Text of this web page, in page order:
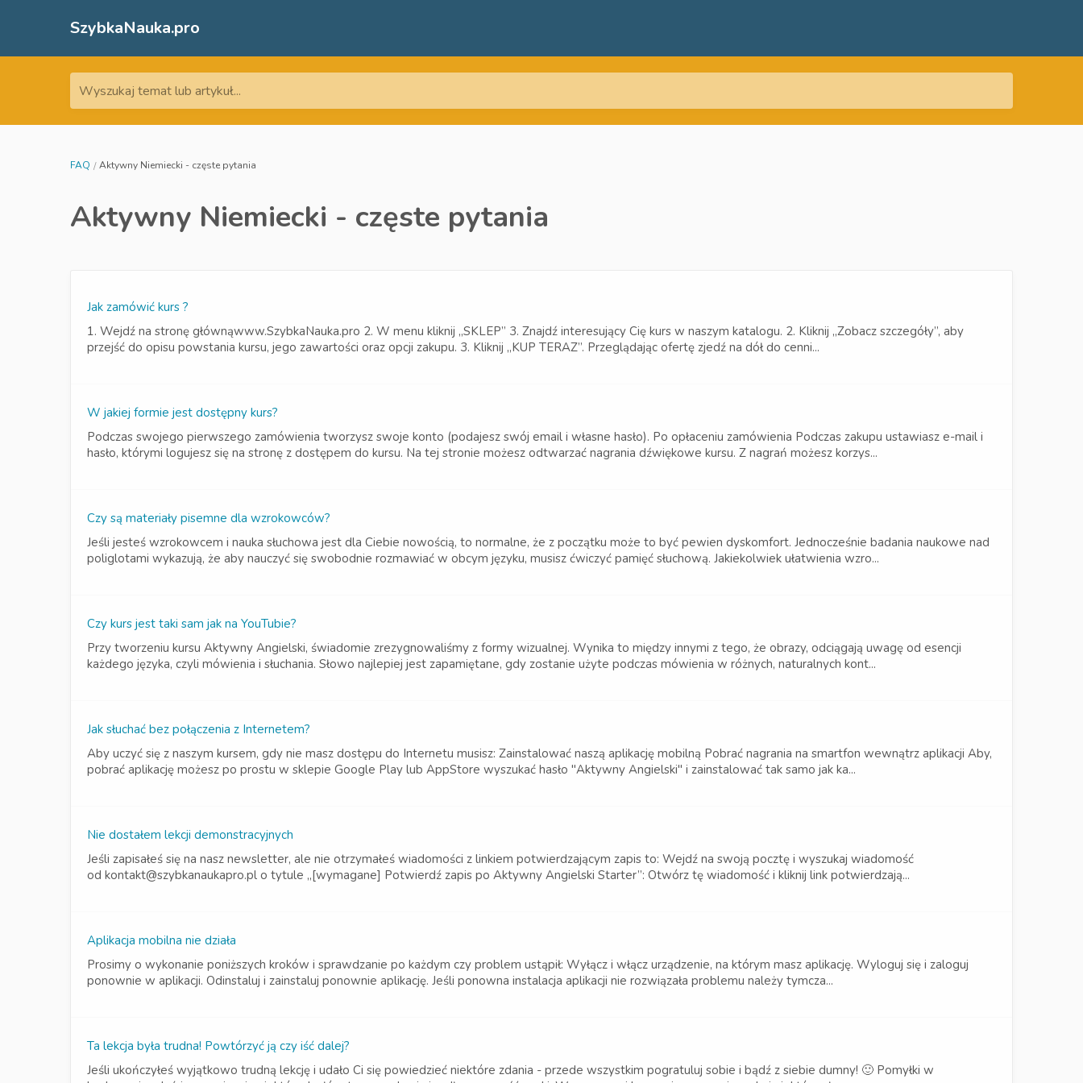
SzybkaNauka.pro
Wyszukaj temat lub artykuł...
FAQ Aktywny Niemiecki - częste pytania
Aktywny Niemiecki - częste pytania
Jak zamówić kurs ?
1. Wejdź na stronę głównąwww.SzybkaNauka.pro 2. W menu kliknij „SKLEP” 3. Znajdź interesujący Cię kurs w naszym katalogu. 2. Kliknij „Zobacz szczegóły”, aby
przejść do opisu powstania kursu, jego zawartości oraz opcji zakupu. 3. Kliknij „KUP TERAZ”. Przeglądając ofertę zjedź na dół do cenni...
W jakiej formie jest dostępny kurs?
Podczas swojego pierwszego zamówienia tworzysz swoje konto (podajesz swój email i własne hasło). Po opłaceniu zamówienia Podczas zakupu ustawiasz e-mail i
hasło, którymi logujesz się na stronę z dostępem do kursu. Na tej stronie możesz odtwarzać nagrania dźwiękowe kursu. Z nagrań możesz korzys...
Czy są materiały pisemne dla wzrokowców?
Jeśli jesteś wzrokowcem i nauka słuchowa jest dla Ciebie nowością, to normalne, że z początku może to być pewien dyskomfort. Jednocześnie badania naukowe nad
poliglotami wykazują, że aby nauczyć się swobodnie rozmawiać w obcym języku, musisz ćwiczyć pamięć słuchową. Jakiekolwiek ułatwienia wzro...
Czy kurs jest taki sam jak na YouTubie?
Przy tworzeniu kursu Aktywny Angielski, świadomie zrezygnowaliśmy z formy wizualnej. Wynika to między innymi z tego, że obrazy, odciągają uwagę od esencji
każdego języka, czyli mówienia i słuchania. Słowo najlepiej jest zapamiętane, gdy zostanie użyte podczas mówienia w różnych, naturalnych kont...
Jak słuchać bez połączenia z Internetem?
Aby uczyć się z naszym kursem, gdy nie masz dostępu do Internetu musisz: Zainstalować naszą aplikację mobilną Pobrać nagrania na smartfon wewnątrz aplikacji Aby,
pobrać aplikację możesz po prostu w sklepie Google Play lub AppStore wyszukać hasło "Aktywny Angielski" i zainstalować tak samo jak ka...
Nie dostałem lekcji demonstracyjnych
Jeśli zapisałeś się na nasz newsletter, ale nie otrzymałeś wiadomości z linkiem potwierdzającym zapis to: Wejdź na swoją pocztę i wyszukaj wiadomość
od kontakt@szybkanaukapro.pl o tytule „[wymagane] Potwierdź zapis po Aktywny Angielski Starter”: Otwórz tę wiadomość i kliknij link potwierdzają...
Aplikacja mobilna nie działa
Prosimy o wykonanie poniższych kroków i sprawdzanie po każdym czy problem ustąpił: Wyłącz i włącz urządzenie, na którym masz aplikację. Wyloguj się i zaloguj
ponownie w aplikacji. Odinstaluj i zainstaluj ponownie aplikację. Jeśli ponowna instalacja aplikacji nie rozwiązała problemu należy tymcza...
Ta lekcja była trudna! Powtórzyć ją czy iść dalej?
Jeśli ukończyłeś wyjątkowo trudną lekcję i udało Ci się powiedzieć niektóre zdania - przede wszystkim pogratuluj sobie i bądź z siebie dumny! 🙂 Pomyłki w